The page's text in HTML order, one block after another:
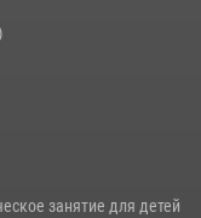
на футбольном
занятие для детей